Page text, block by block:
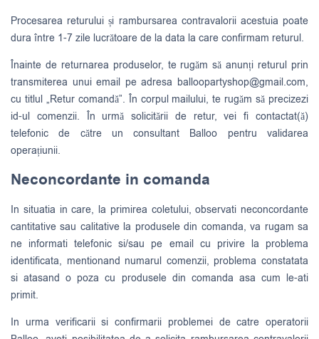
Procesarea returului și rambursarea contravalorii acestuia poate
dura între 1-7 zile lucrătoare de la data la care confirmam returul.
Înainte de returnarea produselor, te rugăm să anunți returul prin
transmiterea unui email pe adresa balloopartyshop@gmail.com,
cu titlul „Retur comandă”. În corpul mailului, te rugăm să precizezi
id-ul comenzii. În urmă solicitării de retur, vei fi contactat(ă)
telefonic de către un consultant Balloo pentru validarea
operațiunii.
Neconcordante in comanda
In situatia in care, la primirea coletului, observati neconcordante
cantitative sau calitative la produsele din comanda, va rugam sa
ne informati telefonic si/sau pe email cu privire la problema
identificata, mentionand numarul comenzii, problema constatata
si atasand o poza cu produsele din comanda asa cum le-ati
primit.
In urma verificarii si confirmarii problemei de catre operatorii